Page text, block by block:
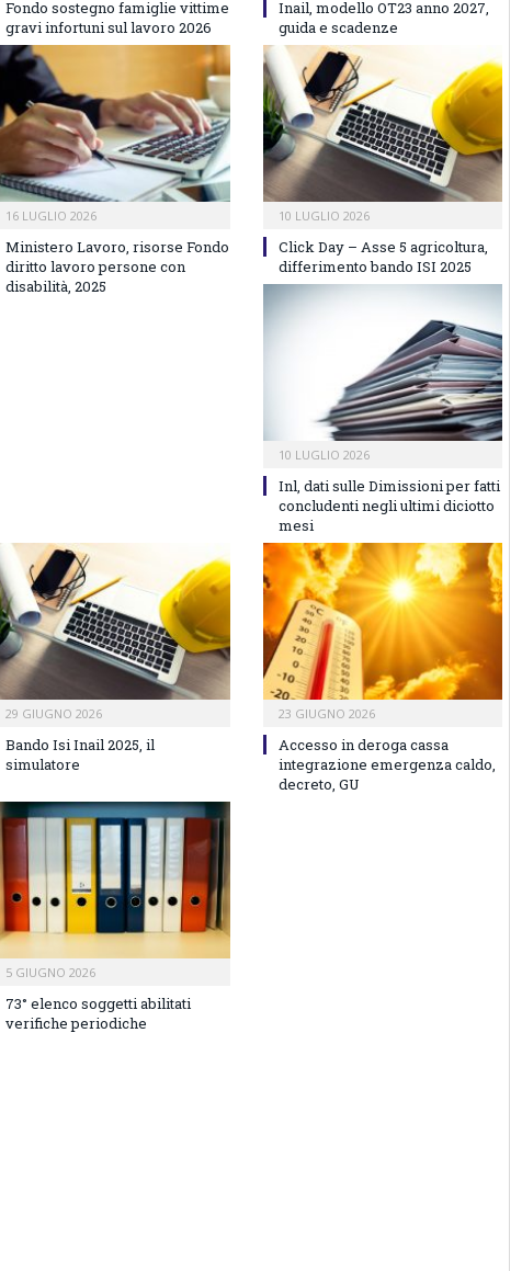
Fondo sostegno famiglie vittime
gravi infortuni sul lavoro 2026
Inail, modello OT23 anno 2027,
guida e scadenze
16 LUGLIO 2026
Ministero Lavoro, risorse Fondo
diritto lavoro persone con
disabilità, 2025
10 LUGLIO 2026
Click Day – Asse 5 agricoltura,
differimento bando ISI 2025
10 LUGLIO 2026
Inl, dati sulle Dimissioni per fatti
concludenti negli ultimi diciotto
mesi
29 GIUGNO 2026
Bando Isi Inail 2025, il
simulatore
23 GIUGNO 2026
Accesso in deroga cassa
integrazione emergenza caldo,
decreto, GU
5 GIUGNO 2026
73° elenco soggetti abilitati
verifiche periodiche